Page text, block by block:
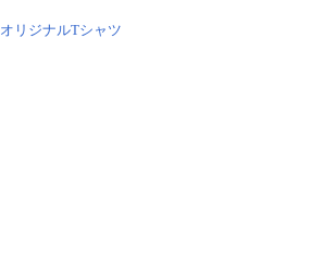
オリジナルTシャツ